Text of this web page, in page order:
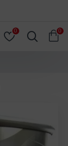
0 0